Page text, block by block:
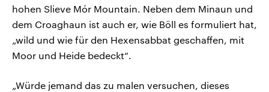
hohen Slieve Mór Mountain. Neben dem Minaun und
dem Croaghaun ist auch er, wie Böll es formuliert hat,
„wild und wie für den Hexensabbat geschaffen, mit
Moor und Heide bedeckt“.
„Würde jemand das zu malen versuchen, dieses